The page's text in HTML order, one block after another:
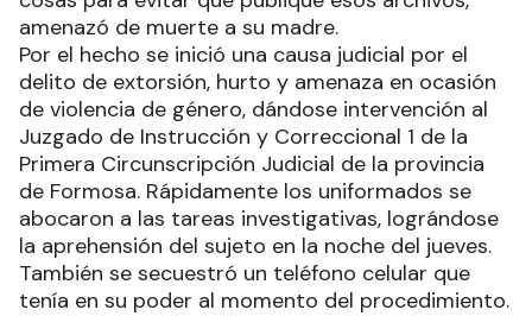
amenazó de muerte a su madre.
Por el hecho se inició una causa judicial por el
delito de extorsión, hurto y amenaza en ocasión
de violencia de género, dándose intervención al
Juzgado de Instrucción y Correccional 1 de la
Primera Circunscripción Judicial de la provincia
de Formosa. Rápidamente los uniformados se
abocaron a las tareas investigativas, lográndose
la aprehensión del sujeto en la noche del jueves.
También se secuestró un teléfono celular que
tenía en su poder al momento del procedimiento.